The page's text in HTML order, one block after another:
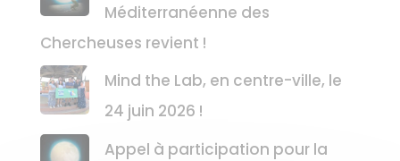
Méditerranéenne des
Chercheuses revient !
Mind the Lab, en centre-ville, le
24 juin 2026 !
Appel à participation pour la